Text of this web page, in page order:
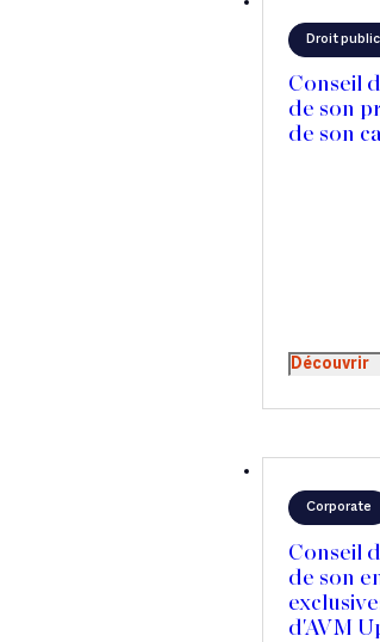
Droit
Conseil
de son
de son
Découvrir
Corporate
Conseil
de son
d'AVM